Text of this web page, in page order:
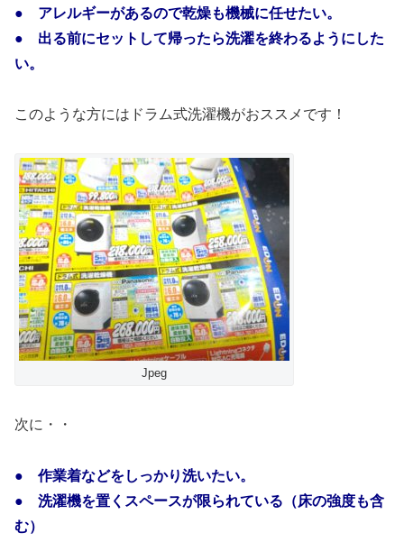
● アレルギーがあるので乾燥も機械に任せたい。
● 出る前にセットして帰ったら洗濯を終わるようにした
い。
このような方にはドラム式洗濯機がおススメです！
Jpeg
次に・・
● 作業着などをしっかり洗いたい。
● 洗濯機を置くスペースが限られている（床の強度も含
む）